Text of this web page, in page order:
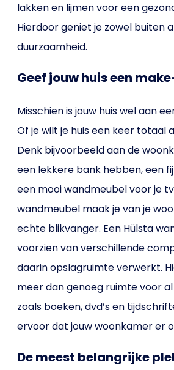
lakken en lijmen voor een
Hierdoor geniet je zowel buiten
duurzaamheid.
Geef jouw huis een
Misschien is jouw huis wel aan
Of je wilt je huis een keer totaal
Denk bijvoorbeeld aan de
een lekkere bank hebben, een
een mooi wandmeubel voor je
wandmeubel maak je van je
echte blikvanger. Een Hülsta
voorzien van verschillende
daarin opslagruimte verwerkt.
meer dan genoeg ruimte voor al
zoals boeken, dvd’s en
ervoor dat jouw woonkamer er
De meest belangrijke